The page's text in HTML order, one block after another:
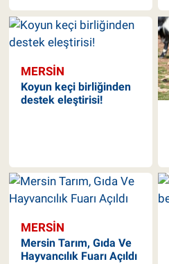
MERSIN
Koyun keçi birliğinden
destek eleştirisi!
MERSIN
Mersin Tarım, Gıda Ve
Hayvancılık Fuarı Açıldı